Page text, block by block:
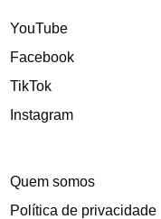
YouTube
Facebook
TikTok
Instagram
Quem somos
Política de privacidade